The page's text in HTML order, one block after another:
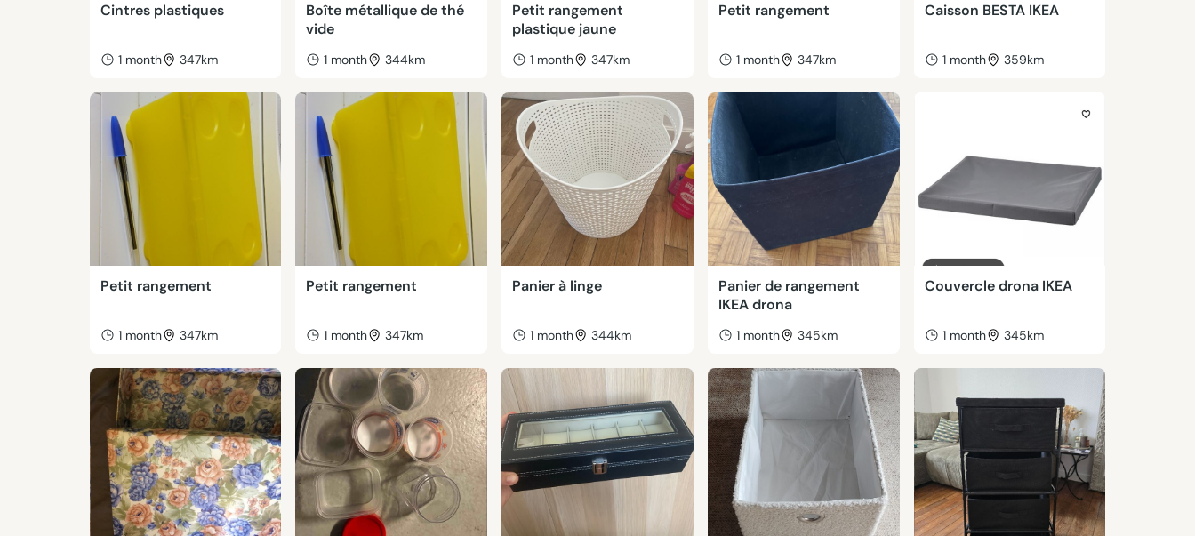
Cintres plastiques
1 month 347km
Boîte métallique de thé
vide
1 month 344km
Petit rangement
plastique jaune
1 month 347km
Petit rangement
1 month 347km
Caisson BESTA IKEA
1 month 359km
Petit rangement
1 month 347km
Petit rangement
1 month 347km
Panier à linge
1 month 344km
Panier de rangement
IKEA drona
1 month 345km
Couvercle drona IKEA
1 month 345km